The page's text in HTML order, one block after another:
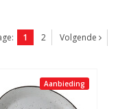
1 2 Volgende
Aanbieding